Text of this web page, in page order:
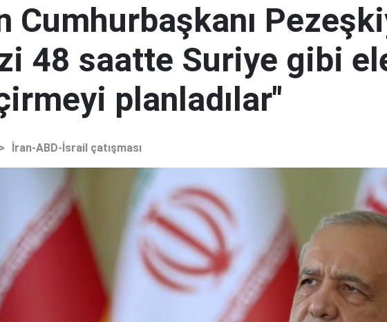
Cumhurbaşkanı
48 saatte Suriye gibi
planladılar"
> İran-ABD-İsrail çatışması